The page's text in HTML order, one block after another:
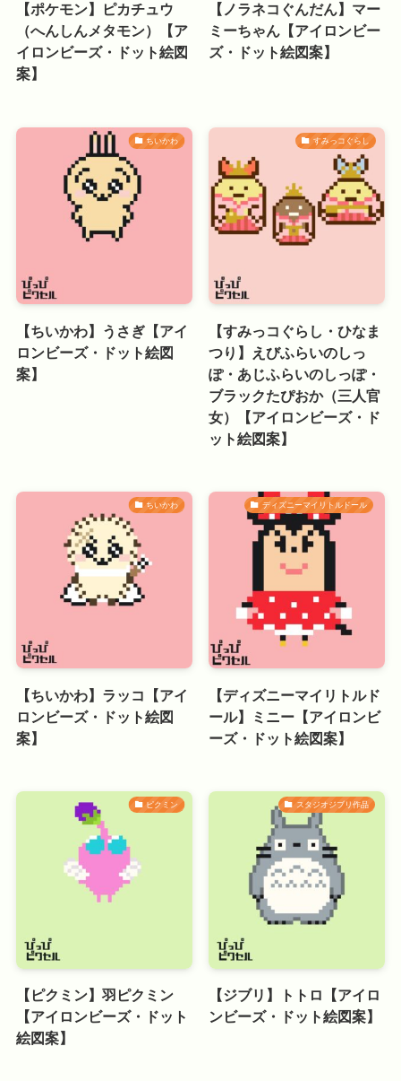
【ポケモン】ピカチュウ
（へんしんメタモン）【ア
イロンビーズ・ドット絵図
案】
【ノラネコぐんだん】マー
ミーちゃん【アイロンビー
ズ・ドット絵図案】
ちいかわ
【ちいかわ】うさぎ【アイ
ロンビーズ・ドット絵図
案】
すみっコぐらし
【すみっコぐらし・ひなま
つり】えびふらいのしっ
ぽ・あじふらいのしっぽ・
ブラックたぴおか（三人官
女）【アイロンビーズ・ド
ット絵図案】
ちいかわ
【ちいかわ】ラッコ【アイ
ロンビーズ・ドット絵図
案】
ディズニーマイリトルドール
【ディズニーマイリトルド
ール】ミニー【アイロンビ
ーズ・ドット絵図案】
ピクミン
【ピクミン】羽ピクミン
【アイロンビーズ・ドット
絵図案】
スタジオジブリ作品
【ジブリ】トトロ【アイロ
ンビーズ・ドット絵図案】